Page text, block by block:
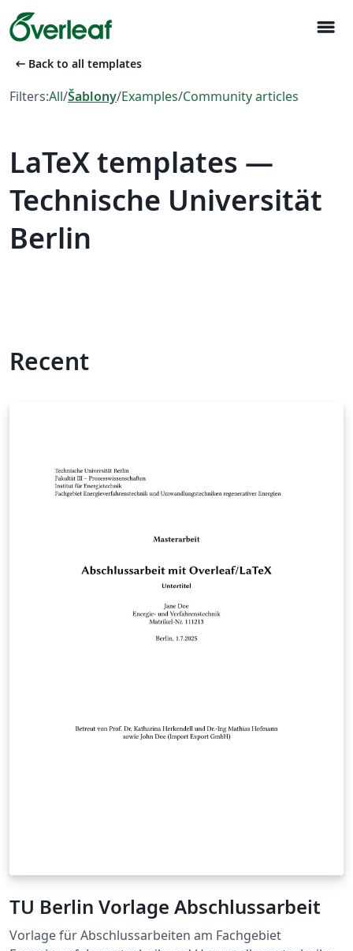
menu
arrow_left_alt Back to all templates
Filters:All/Šablony/Examples/Community articles
LaTeX templates —
Technische Universität
Berlin
Recent
TU Berlin Vorlage Abschlussarbeit
Vorlage für Abschlussarbeiten am Fachgebiet